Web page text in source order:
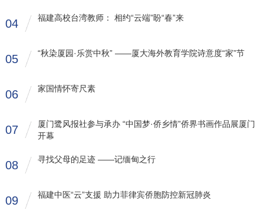
04 福建高校台湾教师： 相约“云端”盼“春”来
05 “秋染厦园·乐赏中秋” ——厦大海外教育学院诗意度“家”节
06 家国情怀寄尺素
07
厦门鹭风报社参与承办 “中国梦·侨乡情”侨界书画作品展厦门
开幕
08 寻找父母的足迹 ——记缅甸之行
09 福建中医“云”支援 助力菲律宾侨胞防控新冠肺炎